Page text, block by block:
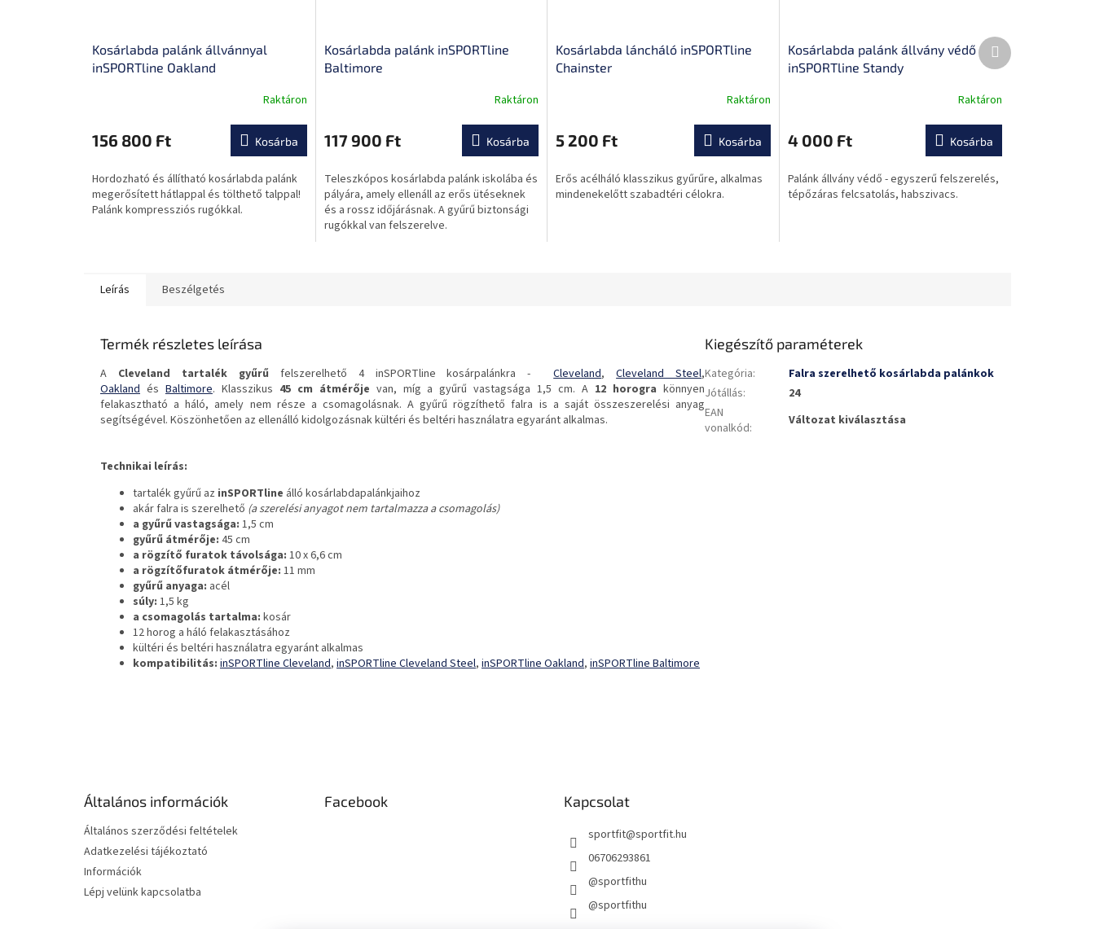
Kosárlabda palánk állvánnyal
inSPORTline Oakland
átlagos
értékelése
ből
0,0
csillag.
Raktáron
156 800 Ft Kosárba
Hordozható és állítható kosárlabda palánk
megerősített hátlappal és tölthető talppal!
Palánk kompressziós rugókkal.
Kosárlabda palánk inSPORTline
Baltimore
átlagos
értékelése
ből
0,0
csillag.
Raktáron
117 900 Ft Kosárba
Teleszkópos kosárlabda palánk iskolába és
pályára, amely ellenáll az erős ütéseknek
és a rossz időjárásnak. A gyűrű biztonsági
rugókkal van felszerelve.
Kosárlabda láncháló inSPORTline
Chainster
Raktáron
5 200 Ft Kosárba
Erős acélháló klasszikus gyűrűre, alkalmas
mindenekelőtt szabadtéri célokra.
Kosárlabda palánk állvány védő
inSPORTline Standy
átlagos
értékelése
ből
0,0
Raktáron
4 000 Ft Kosárba
Palánk állvány védő - egyszerű felszerelés,
tépőzáras felcsatolás, habszivacs.
Következő
termék
Leírás Beszélgetés
Termék részletes leírása
A Cleveland tartalék gyűrű felszerelhető 4 inSPORTline kosárpalánkra -Cleveland,Cleveland Steel,
Oakland és Baltimore. Klasszikus 45 cm átmérője van, míg a gyűrű vastagsága 1,5 cm. A 12 horograkönnyen
felakasztható a háló, amely nem része a csomagolásnak. A gyűrű rögzíthető falra is a saját összeszerelési anyag
segítségével. Köszönhetően az ellenálló kidolgozásnak kültéri és beltéri használatra egyaránt alkalmas.
Technikai leírás:
tartalék gyűrű az inSPORTline álló kosárlabdapalánkjaihoz
akár falra is szerelhető (a szerelési anyagot nem tartalmazza a csomagolás)
a gyűrű vastagsága: 1,5 cm
gyűrű átmérője: 45 cm
a rögzítő furatok távolsága: 10 x 6,6 cm
a rögzítőfuratok átmérője: 11 mm
gyűrű anyaga: acél
súly: 1,5 kg
a csomagolás tartalma: kosár
12 horog a háló felakasztásához
kültéri és beltéri használatra egyaránt alkalmas
kompatibilitás: inSPORTline Cleveland, inSPORTline Cleveland Steel, inSPORTline Oakland, inSPORTline Baltimore
Kiegészítő paraméterek
Kategória:
Falra szerelhető kosárlabda palánkok
Jótállás:
24
EAN
vonalkód: Változat kiválasztása
Általános információk
Általános szerződési feltételek
Adatkezelési tájékoztató
Információk
Lépj velünk kapcsolatba
Facebook Kapcsolat
sportfit@sportfit.hu
06706293861
@sportfithu
@sportfithu